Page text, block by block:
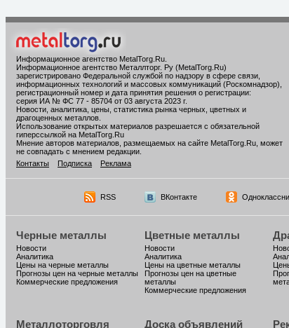
Информационное агентство MetalTorg.Ru
Информационное агентство Металлторг. Ру (MetalTorg.Ru)
зарегистрировано Федеральной службой по надзору в сфере связи,
информационных технологий и массовых коммуникаций (Роскомнадзор),
регистрационный номер и дата принятия решения о регистрации:
серия ИА № ФС 77 - 85704 от 03 августа 2023 г.
Новости, аналитика, цены, статистика рынка черных, цветных и
драгоценных металлов.
Использование открытых материалов разрешается с обязательной
гиперссылкой на MetalTorg.Ru
Мнение авторов материалов, размещаемых на сайте MetalTorg.Ru, может
не совпадать с мнением редакции.
Контакты
Подписка Реклама
RSS ВКонтакте
Черные металлы
Новости
Аналитика
Цены на черные металлы
Прогнозы цен на черные металлы
Коммерческие предложения
Цветные металлы
Новости
Аналитика
Цены на цветные металлы
Прогнозы цен на цветные
металлы
Коммерческие предложения
Металлоторговля Доска объявлений